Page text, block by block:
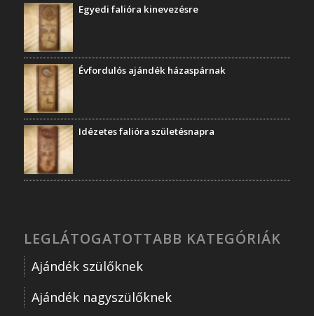
Egyedi falióra kinevezésre
Évfordulós ajándék házaspárnak
Idézetes falióra születésnapra
LEGLÁTOGATOTTABB KATEGÓRIÁK
Ajándék szülőknek
Ajándék nagyszülőknek